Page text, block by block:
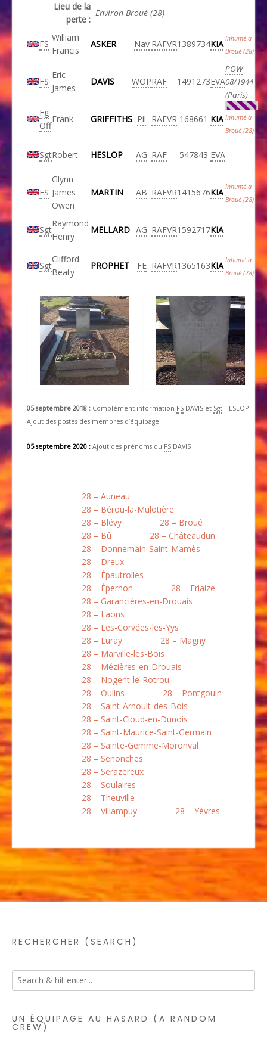
Lieu de la
perte :
Environ Broué (28)
FS
William
Francis
ASKER Nav RAFVR1389734KIA Inhumé à
Broué (28)
FS
Eric
James
DAVIS WOPRAF 1491273EVA
POW
08/1944
(Paris)
Fg
Off
Frank GRIFFITHS Pil RAFVR 168661 KIA Inhumé à
Broué (28)
SgtRobert HESLOP AG RAF 547843 EVA
FS
Glynn
James
Owen
MARTIN AB RAFVR1415676KIA Inhumé à
Broué (28)
Sgt
Raymond
Henry
MELLARD AG RAFVR1592717KIA
Sgt
Clifford
Beaty
PROPHET FE RAFVR1365163KIA Inhumé à
Broué (28)
05 septembre 2018 : Complément information FS DAVIS et Sgt HESLOP –
Ajout des postes des membres d’équipage
05 septembre 2020 : Ajout des prénoms du FS DAVIS
28 – Auneau
28 – Bérou-la-Mulotière
28 – Blévy
28 – Broué
28 – Bû
28 – Châteaudun
28 – Donnemain-Saint-Mamès
28 – Dreux
28 – Épautrolles
28 – Épernon
28 – Friaize
28 – Garancières-en-Drouais
28 – Laons
28 – Les-Corvées-les-Yys
28 – Luray
28 – Magny
28 – Marville-les-Bois
28 – Mézières-en-Drouais
28 – Nogent-le-Rotrou
28 – Oulins
28 – Pontgouin
28 – Saint-Arnoult-des-Bois
28 – Saint-Cloud-en-Dunois
28 – Saint-Maurice-Saint-Germain
28 – Sainte-Gemme-Moronval
28 – Senonches
28 – Serazereux
28 – Soulaires
28 – Theuville
28 – Villampuy
28 – Yèvres
RECHERCHER (SEARCH)
UN ÉQUIPAGE AU HASARD (A RANDOM
CREW)